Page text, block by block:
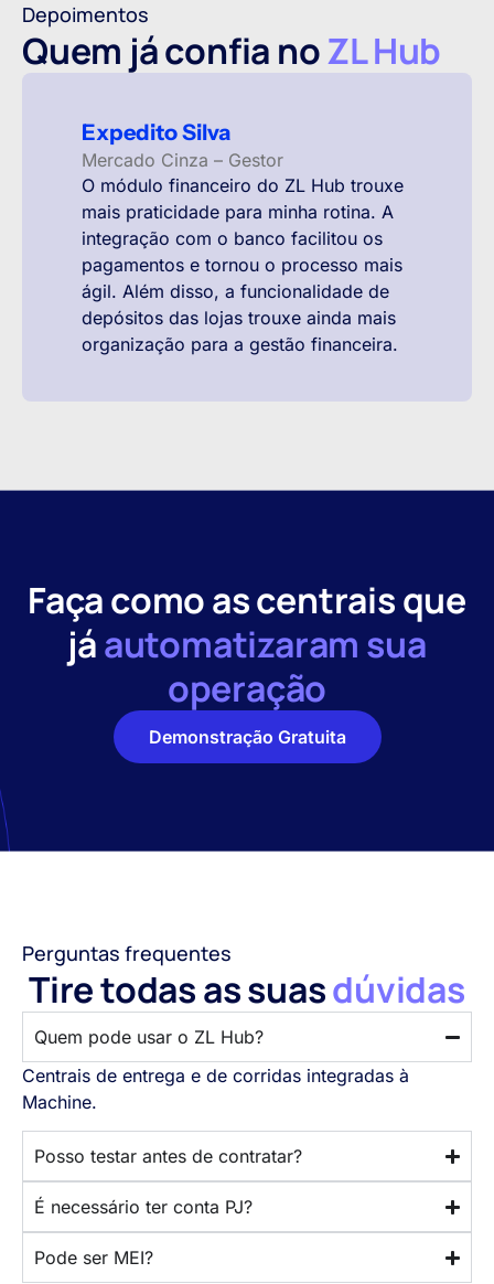
Depoimentos
Quem já confia noZL Hub
Expedito Silva
Mercado Cinza – Gestor
O módulo financeiro do ZL Hub trouxe
mais praticidade para minha rotina. A
integração com o banco facilitou os
pagamentos e tornou o processo mais
ágil. Além disso, a funcionalidade de
depósitos das lojas trouxe ainda mais
organização para a gestão financeira.
Faça como as centrais que
jáautomatizaram sua
operação
Demonstração Gratuita
Perguntas frequentes
Tire todas as suasdúvidas
Quem pode usar o ZL Hub?
Centrais de entrega e de corridas integradas à
Machine.
Posso testar antes de contratar?
É necessário ter conta PJ?
Pode ser MEI?